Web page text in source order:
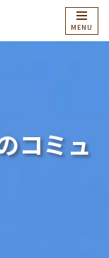
コミュ